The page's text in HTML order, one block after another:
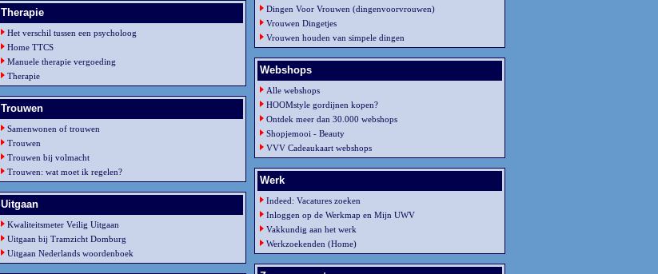
Therapie
Het verschil tussen een psycholoog
Home TTCS
Manuele therapie vergoeding
Therapie
Trouwen
Samenwonen of trouwen
Trouwen
Trouwen bij volmacht
Trouwen: wat moet ik regelen?
Uitgaan
Kwaliteitsmeter Veilig Uitgaan
Uitgaan bij Tramzicht Domburg
Uitgaan Nederlands woordenboek
Dingen Voor Vrouwen (dingenvoorvrouwen)
Vrouwen Dingetjes
Vrouwen houden van simpele dingen
Webshops
Alle webshops
HOOMstyle gordijnen kopen?
Ontdek meer dan 30.000 webshops
Shopjemooi - Beauty
VVV Cadeaukaart webshops
Werk
Indeed: Vacatures zoeken
Inloggen op de Werkmap en Mijn UWV
Vakkundig aan het werk
Werkzoekenden (Home)